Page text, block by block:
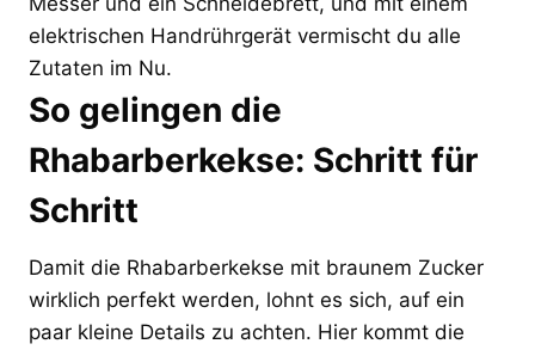
elektrischen Handrührgerät vermischt du alle
Zutaten im Nu.
So gelingen die
Rhabarberkekse: Schritt für
Schritt
Damit die Rhabarberkekse mit braunem Zucker
wirklich perfekt werden, lohnt es sich, auf ein
paar kleine Details zu achten. Hier kommt die